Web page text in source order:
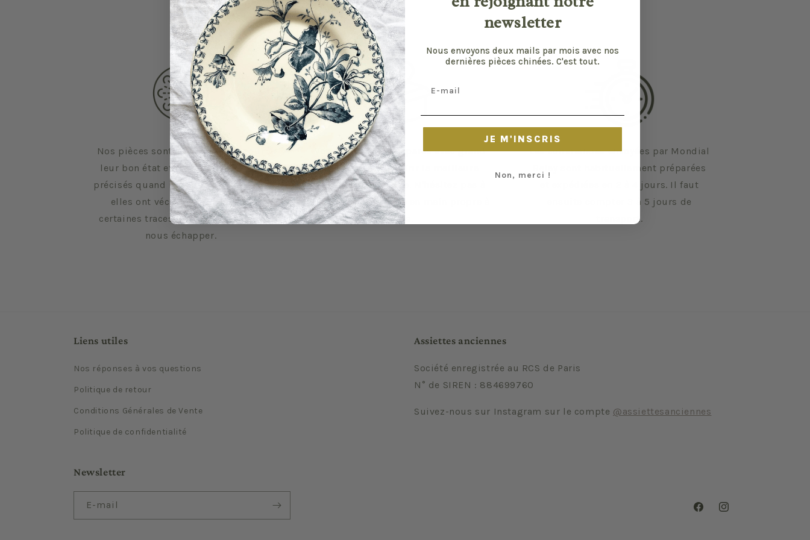
Nos pièces sont sélectionnées pour
leur bon état et leurs défauts sont
précisés quand il y en a. Malgré tout,
elles ont vécu d'autres vies et
certaines traces du temps peuvent
nous échapper.
Vos envois sont préparés avec grand
soin pour vous offrir la meilleure
expérience possible. N'hésitez pas à
privilégier la remise en main propre à
Paris.
Les commandes envoyées par Mondial
Relay sont habituellement préparées
et expédiées en 2 à 4 jours. Il faut
ensuite compter 3 à 5 jours de
transport.
Liens utiles
Nos réponses à vos questions
Politique de retour
Conditions Générales de Vente
Politique de confidentialité
Assiettes anciennes
Société enregistrée au RCS de Paris
N° de SIREN : 884699760
Suivez-nous sur Instagram sur le compte @assiettesanciennes
Newsletter
E-mail
FacebookInstagram
newsletter
Nous envoyons deux mails par mois avec nos
dernières pièces chinées. C'est tout.
JE M'INSCRIS
Non, merci !